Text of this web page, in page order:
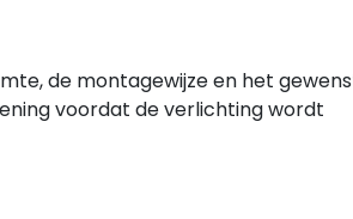
de montagewijze en het
voordat de verlichting wordt